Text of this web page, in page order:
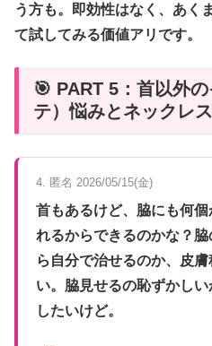
う方も。即効性はなく、あく
て試してみる価値アリです。
🎯 PART 5：首以外
テ）悩みとネックレ
4. 匿名 2026/05/15(金)
首もあるけど、脇にも何
れるからできるのかな？
ら自分で治せるのか、皮
い。脇見せるの恥ずかし
したいけど。